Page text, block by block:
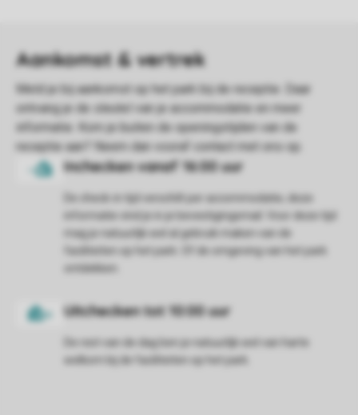
De check-in tijd verschilt per accommodatie, deze
informatie vind je in je bevestigingsmail. Voor deze tijd
mag je natuurlijk wel al gebruik maken van de
faciliteiten op het park. Of de omgeving van het park
ontdekken.
De rest van de dag ben je natuurlijk wel van harte
welkom bij de faciliteiten op het park.